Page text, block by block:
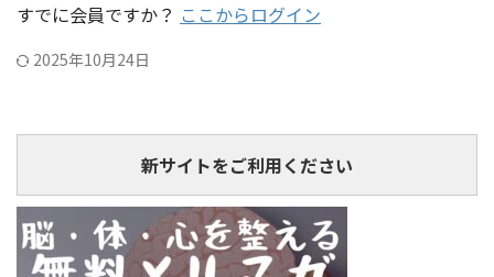
すでに会員ですか？ ここからログイン
2025年10月24日
新サイトをご利用ください